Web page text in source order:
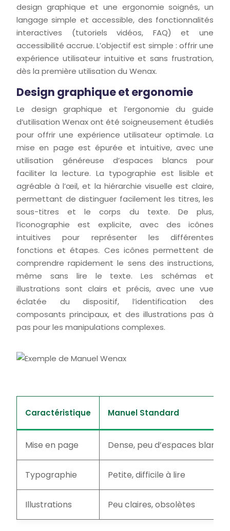
design graphique et une ergonomie soignés, un
langage simple et accessible, des fonctionnalités
interactives (tutoriels vidéos, FAQ) et une
accessibilité accrue. L’objectif est simple : offrir une
expérience utilisateur intuitive et sans frustration,
dès la première utilisation du Wenax.
Design graphique et ergonomie
Le design graphique et l’ergonomie du guide
d’utilisation Wenax ont été soigneusement étudiés
pour offrir une expérience utilisateur optimale. La
mise en page est épurée et intuitive, avec une
utilisation généreuse d’espaces blancs pour
faciliter la lecture. La typographie est lisible et
agréable à l’œil, et la hiérarchie visuelle est claire,
permettant de distinguer facilement les titres, les
sous-titres et le corps du texte. De plus,
l’iconographie est explicite, avec des icônes
intuitives pour représenter les différentes
fonctions et étapes. Ces icônes permettent de
comprendre rapidement le sens des instructions,
même sans lire le texte. Les schémas et
illustrations sont clairs et précis, avec une vue
éclatée du dispositif, l’identification des
composants principaux, et des illustrations pas à
pas pour les manipulations complexes.
Caractéristique Manuel Standard
Mise en page Dense, peu d’espaces blancs
Typographie Petite, difficile à lire
Illustrations Peu claires, obsolètes